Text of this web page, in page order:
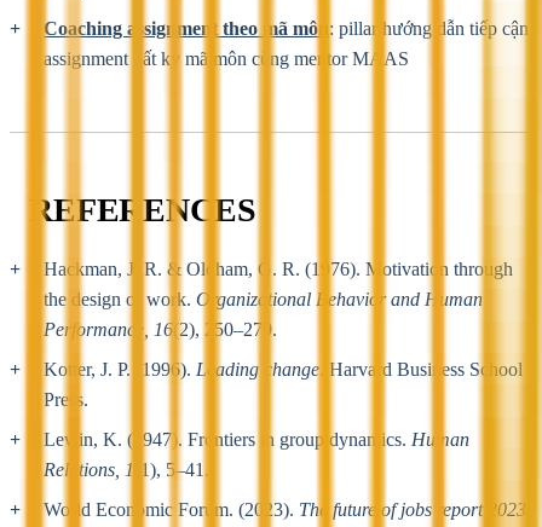
Coaching assignment theo mã môn : pillar hướng dẫn tiếp cận
assignment bất kỳ mã môn cùng mentor MAAS
REFERENCES
Hackman, J. R. & Oldham, G. R. (1976). Motivation through
the design of work. Organizational Behavior and Human
Performance, 16(2), 250–279.
Kotter, J. P. (1996). Leading change. Harvard Business School
Press.
Lewin, K. (1947). Frontiers in group dynamics. Human
Relations, 1 (1), 5–41.
World Economic Forum. (2023). The future of jobs report 2023